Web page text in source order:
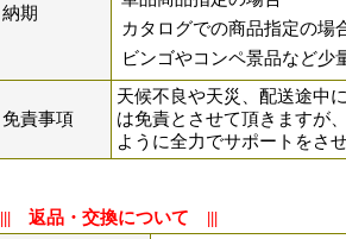
納期
カタログでの商品指定の場
ビンゴやコンペ景品など少
免責事項
天候不良や天災、配送途中
は免責とさせて頂きますが
ように全力でサポートをさ
||| 返品・交換について |||